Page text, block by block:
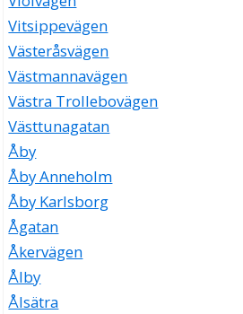
Vitsippevägen
Västeråsvägen
Västmannavägen
Västra Trollebovägen
Västtunagatan
Åby
Åby Anneholm
Åby Karlsborg
Ågatan
Åkervägen
Ålby
Ålsätra